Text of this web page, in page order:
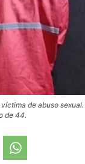
de abuso sexual.
de 44.